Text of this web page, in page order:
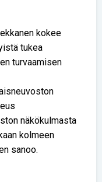
kokee
tukea
turvaamisen
näkökulmasta
kolmeen
sanoo.